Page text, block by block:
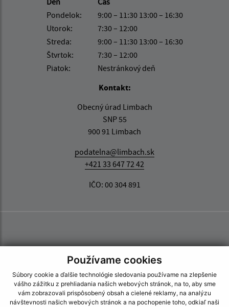
Používame cookies
Súbory cookie a ďalšie technológie sledovania používame na zlepšenie
vášho zážitku z prehliadania našich webových stránok, na to, aby sme
vám zobrazovali prispôsobený obsah a cielené reklamy, na analýzu
návštevnosti našich webových stránok a na pochopenie toho, odkiaľ naši
Pondelok:
9:00 – 11:30 13:00 – 16:30
Utorok:
7:30 – 12:00
Streda:
9:00 – 11:30 13:00 – 16:30
Štvrtok:
7:30 – 12:00
Piatok:
Nestránkový deň
Kontakt:
Obecný úrad Limbach
SNP 55
900 91 Limbach
podatelna@limbach.sk
+421 33 647 72 42
IČO: 00 304 891